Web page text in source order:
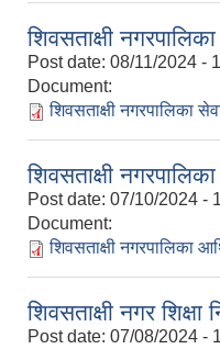
शिवसताक्षी
Post date: 08/11/2024 -
Document:
शिवसताक्षी नगरपालिका
शिवसताक्षी
Post date: 07/10/2024 -
Document:
शिवसताक्षी नगरपालिका
शिवसताक्षी नगर
Post date: 07/08/2024 -